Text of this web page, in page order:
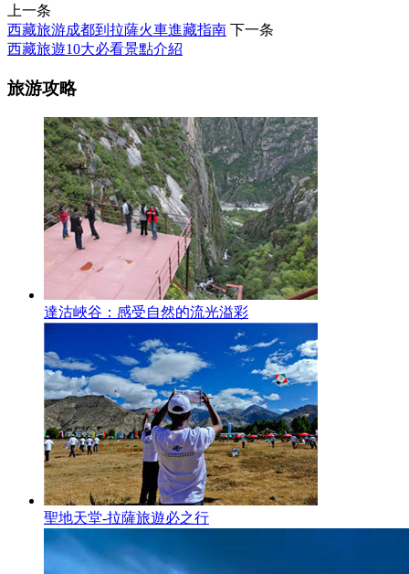
上一条
西藏旅游成都到拉薩火車進藏指南 下一条
西藏旅遊10大必看景點介紹
旅游攻略
達沽峽谷：感受自然的流光溢彩
聖地天堂-拉薩旅遊必之行